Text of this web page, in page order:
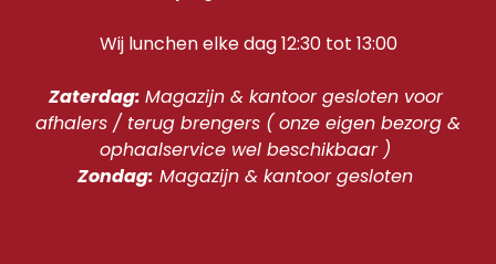
Wij lunchen elke dag 12:30 tot 13:00
Zaterdag: Magazijn & kantoor gesloten voor
afhalers / terug brengers ( onze eigen bezorg &
ophaalservice wel beschikbaar )
Zondag: Magazijn & kantoor gesloten